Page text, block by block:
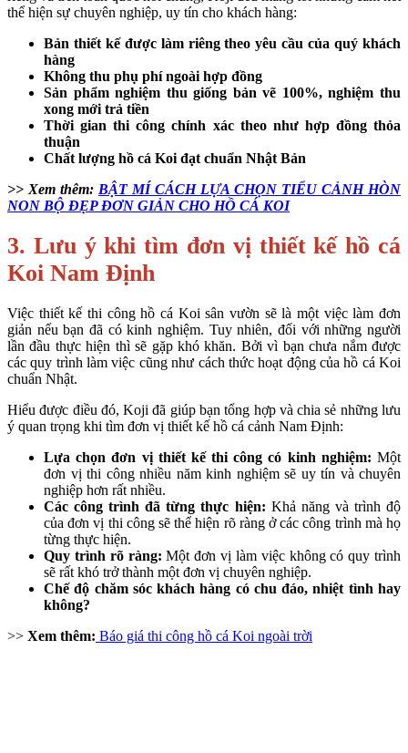
thể hiện sự chuyên nghiệp, uy tín cho khách hàng:
Bản thiết kế được làm riêng theo yêu cầu của quý khách
hàng
Không thu phụ phí ngoài hợp đồng
Sản phẩm nghiệm thu giống bản vẽ 100%, nghiệm thu
xong mới trả tiền
Thời gian thi công chính xác theo như hợp đồng thỏa
thuận
Chất lượng hồ cá Koi đạt chuẩn Nhật Bản
>> Xem thêm: BẬT MÍ CÁCH LỰA CHỌN TIỂU CẢNH HÒN
NON BỘ ĐẸP ĐƠN GIẢN CHO HỒ CÁ KOI
3. Lưu ý khi tìm đơn vị thiết kế hồ cá
Koi Nam Định
Việc thiết kế thi công hồ cá Koi sân vườn sẽ là một việc làm đơn
giản nếu bạn đã có kinh nghiệm. Tuy nhiên, đối với những người
lần đầu thực hiện thì sẽ gặp khó khăn. Bởi vì bạn chưa nắm được
các quy trình làm việc cũng như cách thức hoạt động của hồ cá Koi
chuẩn Nhật.
Hiểu được điều đó, Koji đã giúp bạn tổng hợp và chia sẻ những lưu
ý quan trọng khi tìm đơn vị thiết kế hồ cá cảnh Nam Định:
Lựa chọn đơn vị thiết kế thi công có kinh nghiệm: Một
đơn vị thi công nhiều năm kinh nghiệm sẽ uy tín và chuyên
nghiệp hơn rất nhiều.
Các công trình đã từng thực hiện: Khả năng và trình độ
của đơn vị thi công sẽ thể hiện rõ ràng ở các công trình mà họ
từng thực hiện.
Quy trình rõ ràng:Một đơn vị làm việc không có quy trình
sẽ rất khó trở thành một đơn vị chuyên nghiệp.
Chế độ chăm sóc khách hàng có chu đáo, nhiệt tình hay
không?
>> Xem thêm: Báo giá thi công hồ cá Koi ngoài trời